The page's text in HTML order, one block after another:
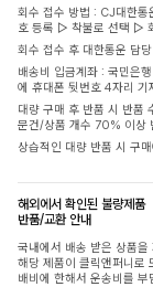
회수 접수 방법 : CJ대한
호 등록 ▷ 착불로 선택 ▷
회수 접수 후 대한통운 담
배송비 입금계좌 : 국민
에 휴대폰 뒷번호 4자리 기
대량 구매 후 반품 시 반품
문건/상품 개수 70% 이상
상습적인 대량 반품 시 구
해외에서 확인된 불량제품
반품/교환 안내
국내에서 배송 받은 상품을
해당 제품이 클릭앤퍼니로
배비에 한해서 운송비를 부